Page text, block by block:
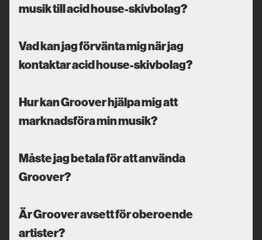
musik till acid house-skivbolag?
Vad kan jag förvänta mig när jag
kontaktar acid house-skivbolag?
Hur kan Groover hjälpa mig att
marknadsföra min musik?
Måste jag betala för att använda
Groover?
Är Groover avsett för oberoende
artister?